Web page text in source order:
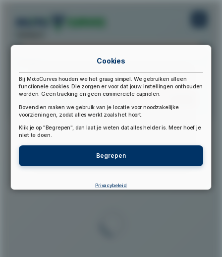
▲
Cookies
Bij MotoCurves houden we het graag simpel. We gebruiken alleen
functionele cookies. Die zorgen er voor dat jouw instellingen onthouden
worden. Geen tracking en geen commerciële capriolen.
Bovendien maken we gebruik van je locatie voor noodzakelijke
voorzieningen, zodat alles werkt zoals het hoort.
Klik je op "Begrepen", dan laat je weten dat alles helder is. Meer hoef je
niet te doen.
Begrepen
Privacybeleid